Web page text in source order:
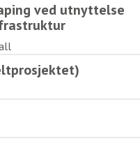
ved utnyttelse